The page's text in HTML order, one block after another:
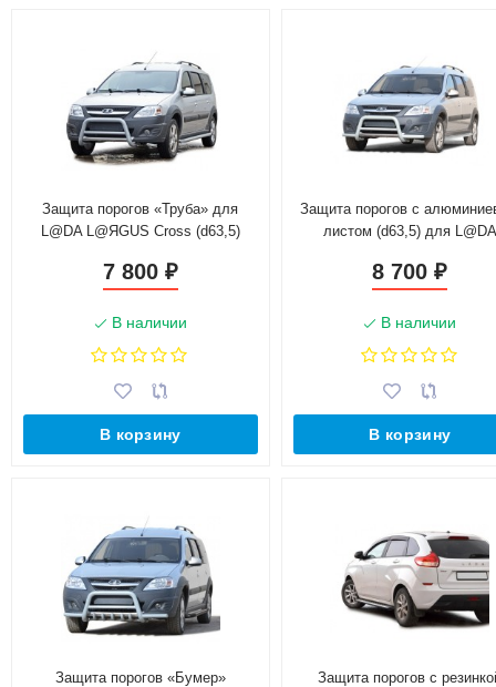
Защита порогов «Труба» для
L@DA L@ЯGUS Cross (d63,5)
7 800 ₽
В наличии
В корзину
Защита порогов с
листом (d63,5) для L@DA
8 700₽
В наличии
В корзину
Защита порогов «Бумер»
Защита порогов с